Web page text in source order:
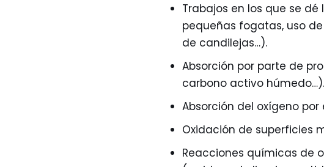
Trabajos en los que se
pequeñas fogatas, uso
de candilejas…).
Absorción por parte de
carbono activo húmedo…).
Absorción del oxígeno por
Oxidación de superficies
Reacciones químicas de